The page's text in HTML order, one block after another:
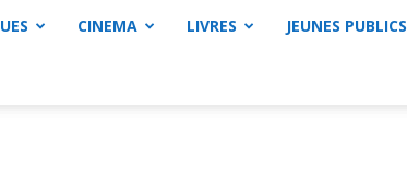
CINEMA LIVRES JEUNES PUBLICS